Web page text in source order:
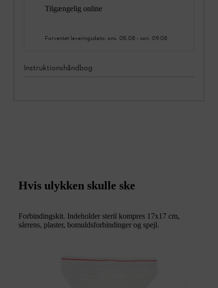
Tilgængelig online
Forventet leveringsdato: ons. 05.08 - søn. 09.08
Instruktionshåndbog
Hvis ulykken skulle ske
Forbindingskit. Indeholder steril kompres 17x17 cm,
sårrens, plaster, bomuldsforbindinger og spejl.